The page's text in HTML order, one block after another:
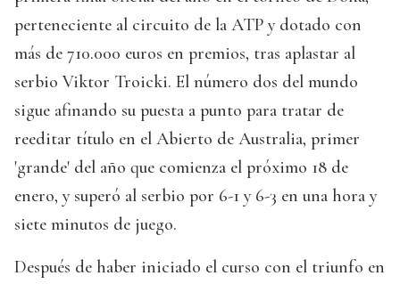
perteneciente al circuito de la ATP y dotado con
más de 710.000 euros en premios, tras aplastar al
serbio Viktor Troicki. El número dos del mundo
sigue afinando su puesta a punto para tratar de
reeditar título en el Abierto de Australia, primer
'grande' del año que comienza el próximo 18 de
enero, y superó al serbio por 6-1 y 6-3 en una hora y
siete minutos de juego.
Después de haber iniciado el curso con el triunfo en